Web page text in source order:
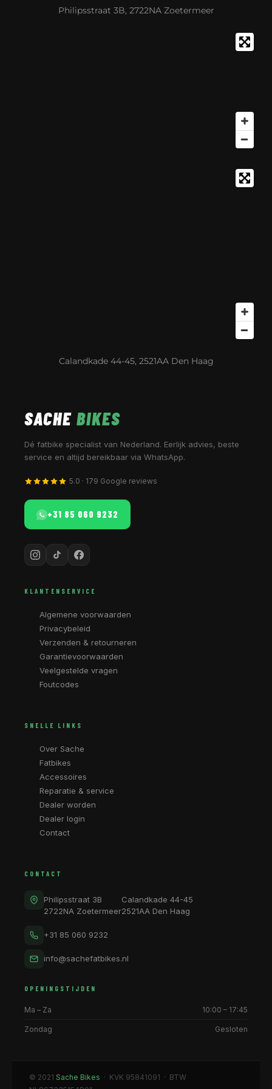
Philipsstraat 3B, 2722NA Zoetermeer
Calandkade 44-45, 2521AA Den Haag
SACHE BIKES
Dé fatbike specialist van Nederland. Eerlijk advies, beste
service en altijd bereikbaar via WhatsApp.
5.0 · 179 Google reviews
+31 85 060 9232
KLANTENSERVICE
Algemene voorwaarden
Privacybeleid
Verzenden & retourneren
Garantievoorwaarden
Veelgestelde vragen
Foutcodes
SNELLE LINKS
Over Sache
Fatbikes
Accessoires
Reparatie & service
Dealer worden
Dealer login
Contact
CONTACT
Philipsstraat 3B
2722NA Zoetermeer
Calandkade 44-45
2521AA Den Haag
+31 85 060 9232
info@sachefatbikes.nl
OPENINGSTIJDEN
Ma – Za 10:00 – 17:45
Zondag Gesloten
© 2021 Sache Bikes · KVK 95841091 · BTW